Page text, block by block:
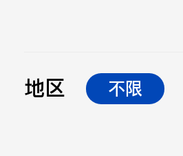
地区 不限